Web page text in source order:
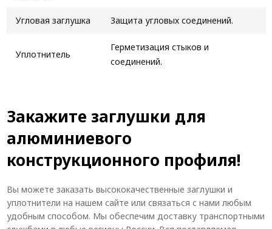
Угловая заглушка Защита угловых соединений.
Уплотнитель
Герметизация стыков и
соединений.
Закажите заглушки для
алюминиевого
конструкционного профиля!
Вы можете заказать высококачественные заглушки и
уплотнители на нашем сайте или связаться с нами любым
удобным способом. Мы обеспечим доставку транспортными